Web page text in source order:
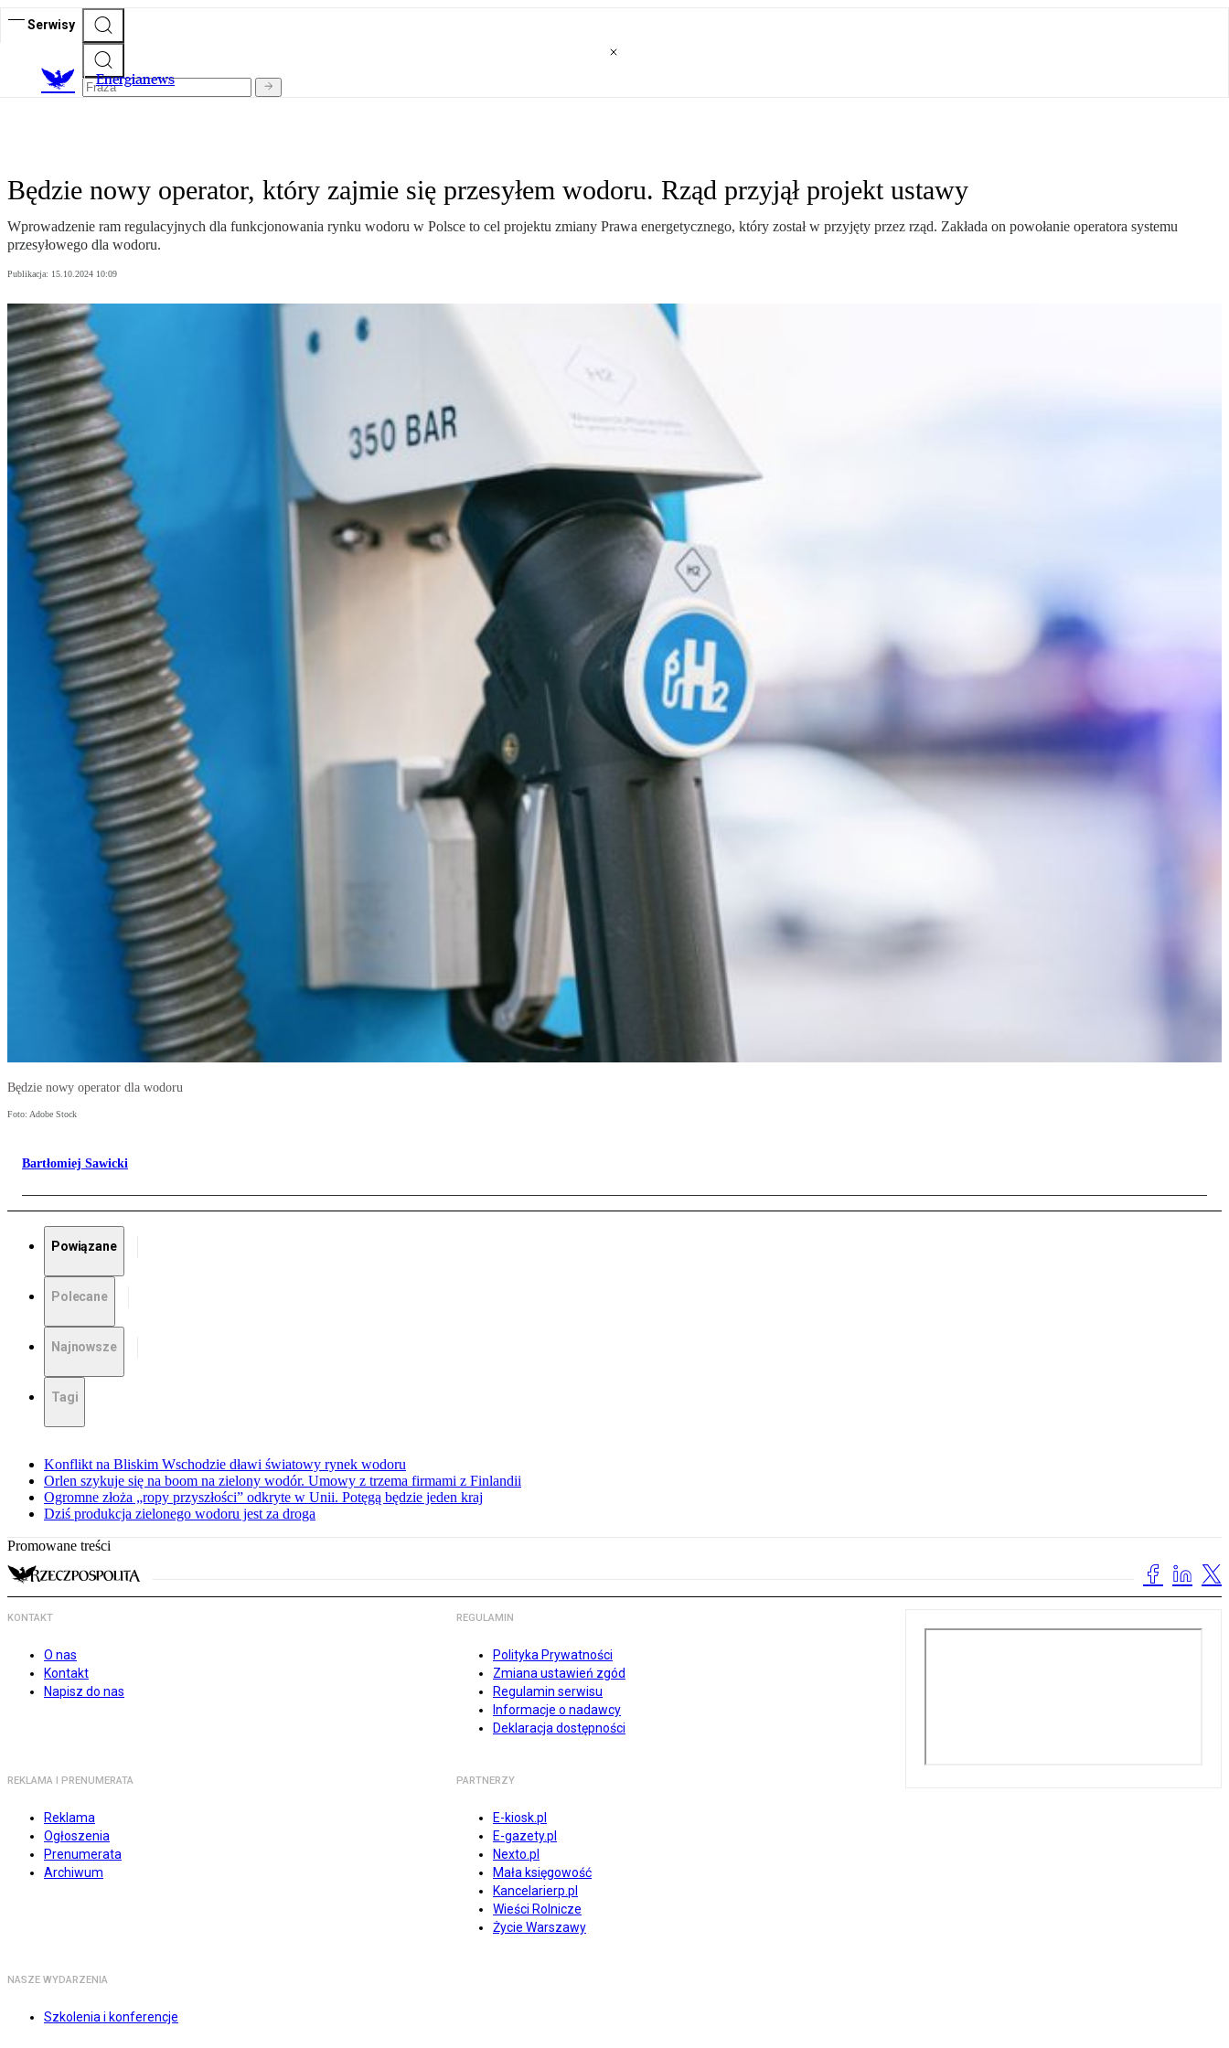
Serwisy
Energianews
Będzie nowy operator, który zajmie się przesyłem wodoru. Rząd przyjął projekt ustawy
Wprowadzenie ram regulacyjnych dla funkcjonowania rynku wodoru w Polsce to cel projektu zmiany Prawa energetycznego, który został w przyjęty przez rząd. Zakłada on powołanie operatora systemu
przesyłowego dla wodoru.
Publikacja: 15.10.2024 10:09
Będzie nowy operator dla wodoru
Foto: Adobe Stock
Bartłomiej Sawicki
Powiązane
Polecane
Najnowsze
Tagi
Konflikt na Bliskim Wschodzie dławi światowy rynek wodoru
Orlen szykuje się na boom na zielony wodór. Umowy z trzema firmami z Finlandii
Ogromne złoża „ropy przyszłości” odkryte w Unii. Potęgą będzie jeden kraj
Dziś produkcja zielonego wodoru jest za droga
Promowane treści
KONTAKT
O nas
Kontakt
Napisz do nas
REGULAMIN
Polityka Prywatności
Zmiana ustawień zgód
Regulamin serwisu
Informacje o nadawcy
Deklaracja dostępności
REKLAMA I PRENUMERATA
Reklama
Ogłoszenia
Prenumerata
Archiwum
PARTNERZY
E-kiosk.pl
E-gazety.pl
Nexto.pl
Mała księgowość
Kancelarierp.pl
Wieści Rolnicze
Życie Warszawy
NASZE WYDARZENIA
Szkolenia i konferencje